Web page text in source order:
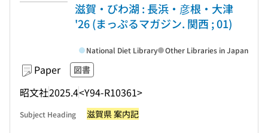
滋賀・びわ湖 : 長浜・彦根・大津
'26 (まっぷるマガジン. 関西 ; 01)
Paper 図書
昭文社2025.4<Y94-R10361>
National Diet Library Other Libraries in Japan
Subject Heading 滋賀県 案内記